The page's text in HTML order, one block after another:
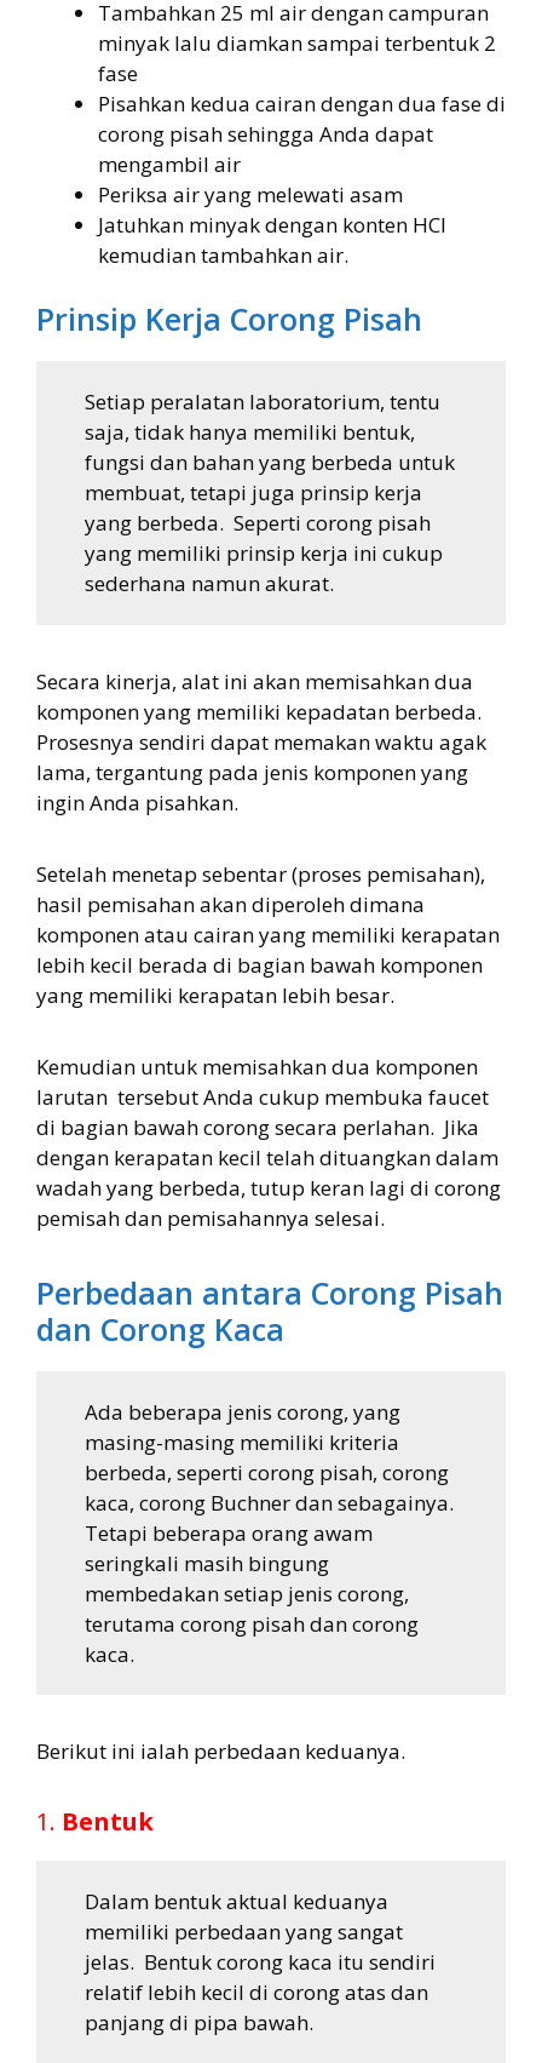
Tambahkan 25 ml air dengan campuran
minyak lalu diamkan sampai terbentuk 2
fase
Pisahkan kedua cairan dengan dua fase di
corong pisah sehingga Anda dapat
mengambil air
Periksa air yang melewati asam
Jatuhkan minyak dengan konten HCl
kemudian tambahkan air.
Prinsip Kerja Corong Pisah
Setiap peralatan laboratorium, tentu
saja, tidak hanya memiliki bentuk,
fungsi dan bahan yang berbeda untuk
membuat, tetapi juga prinsip kerja
yang berbeda. Seperti corong pisah
yang memiliki prinsip kerja ini cukup
sederhana namun akurat.
Secara kinerja, alat ini akan memisahkan dua
komponen yang memiliki kepadatan berbeda.
Prosesnya sendiri dapat memakan waktu agak
lama, tergantung pada jenis komponen yang
ingin Anda pisahkan.
Setelah menetap sebentar (proses pemisahan),
hasil pemisahan akan diperoleh dimana
komponen atau cairan yang memiliki kerapatan
lebih kecil berada di bagian bawah komponen
yang memiliki kerapatan lebih besar.
Kemudian untuk memisahkan dua komponen
larutan tersebut Anda cukup membuka faucet
di bagian bawah corong secara perlahan. Jika
dengan kerapatan kecil telah dituangkan dalam
wadah yang berbeda, tutup keran lagi di corong
pemisah dan pemisahannya selesai.
Perbedaan antara Corong Pisah
dan Corong Kaca
Ada beberapa jenis corong, yang
masing-masing memiliki kriteria
berbeda, seperti corong pisah, corong
kaca, corong Buchner dan sebagainya.
Tetapi beberapa orang awam
seringkali masih bingung
membedakan setiap jenis corong,
terutama corong pisah dan corong
kaca.
Berikut ini ialah perbedaan keduanya.
1. Bentuk
Dalam bentuk aktual keduanya
memiliki perbedaan yang sangat
jelas. Bentuk corong kaca itu sendiri
relatif lebih kecil di corong atas dan
panjang di pipa bawah.